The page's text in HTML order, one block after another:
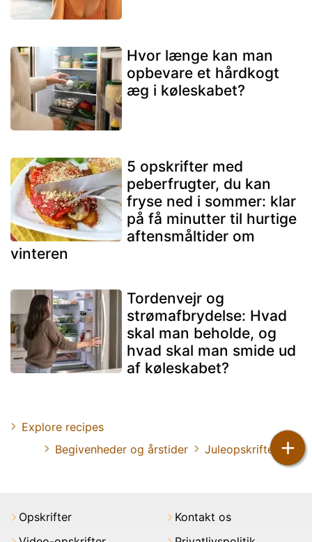
+
Hvor længe kan man
opbevare et hårdkogt
æg i køleskabet?
5 opskrifter med
peberfrugter, du kan
fryse ned i sommer: klar
på få minutter til hurtige
aftensmåltider om
vinteren
Tordenvejr og
strømafbrydelse: Hvad
skal man beholde, og
hvad skal man smide ud
af køleskabet?
Explore recipes
Begivenheder og årstider
Juleopskrifter
Opskrifter
Kontakt os